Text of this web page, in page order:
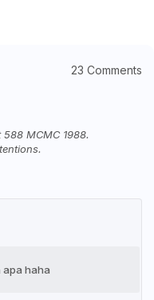
23 Comments
MCMC 1988.
apa haha